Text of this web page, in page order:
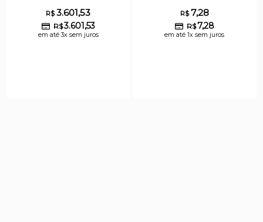
R$3.601,53
R$3.601,53
em até 3x sem juros
R$7,28
R$7,28
em até 1x sem juros